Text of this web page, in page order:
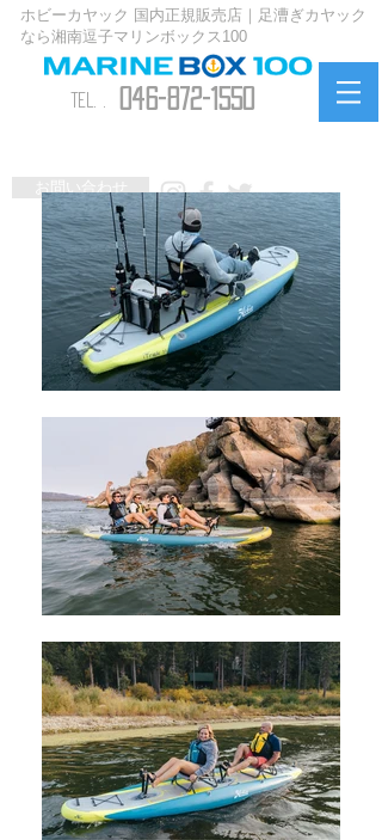
ホビーカヤック 国内正規販売店｜足漕ぎカヤック
なら湘南逗子マリンボックス100
TEL. . 046-872-1550